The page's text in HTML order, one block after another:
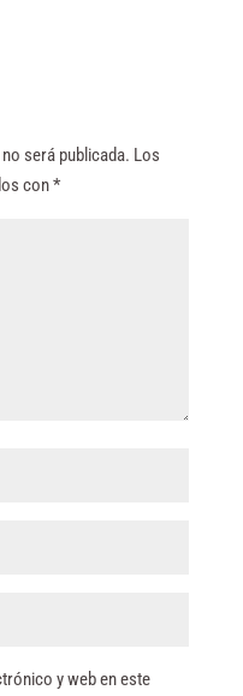
será publicada. Los
con*
y web en este